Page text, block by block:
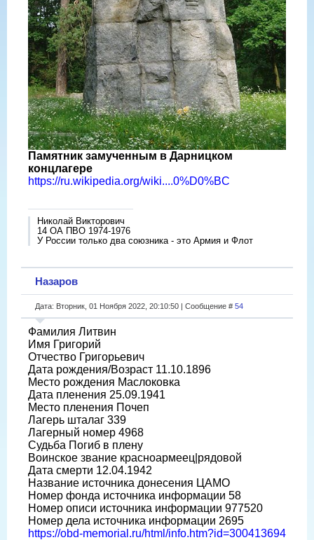
Памятник замученным в Дарницком
концлагере
https://ru.wikipedia.org/wiki....0%D0%BC
Николай Викторович
14 ОА ПВО 1974-1976
У России только два союзника - это Армия и Флот
Назаров
Дата: Вторник, 01 Ноября 2022, 20:10:50 | Сообщение # 54
Фамилия Литвин
Имя Григорий
Отчество Григорьевич
Дата рождения/Возраст 11.10.1896
Место рождения Маслоковка
Дата пленения 25.09.1941
Место пленения Почеп
Лагерь шталаг 339
Лагерный номер 4968
Судьба Погиб в плену
Воинское звание красноармеец|рядовой
Дата смерти 12.04.1942
Название источника донесения ЦАМО
Номер фонда источника информации 58
Номер описи источника информации 977520
Номер дела источника информации 2695
https://obd-memorial.ru/html/info.htm?id=300413694